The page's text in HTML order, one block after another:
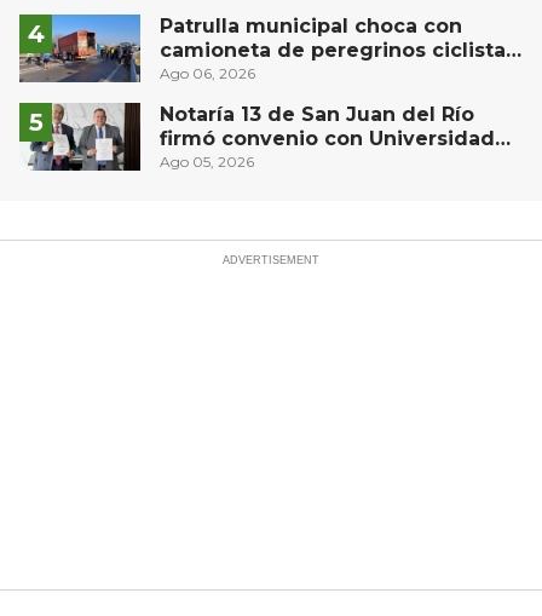
Patrulla municipal choca con
camioneta de peregrinos ciclistas
en la autopista México-Querétaro
Ago 06, 2026
Notaría 13 de San Juan del Río
firmó convenio con Universidad
Privada del Bajío para recibir
Ago 05, 2026